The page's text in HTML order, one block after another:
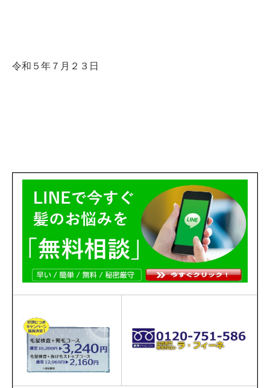
令和５年７月２３日